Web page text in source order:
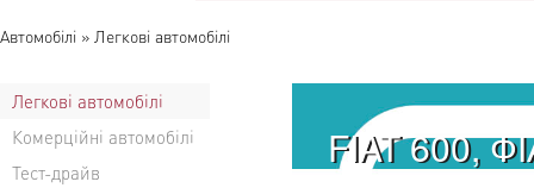
Автомобілі » Легкові автомобілі
Легкові автомобілі
Комерційні автомобілі
Тест-драйв
FIAT 600,